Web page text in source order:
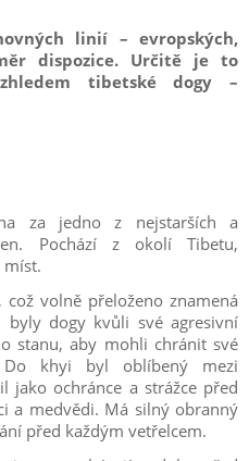
linií – evropských,
dispozice. Určitě je to
tibetské dogy –
za jedno z nejstarších a
Pochází z okolí Tibetu,
míst.
volně přeloženo znamená
byly dogy kvůli své agresivní
stanu, aby mohli chránit své
Do khyi byl oblíbený mezi
jako ochránce a strážce před
a medvědi. Má silný obranný
před každým vetřelcem.